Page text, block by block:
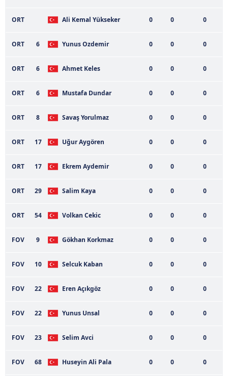
reklam/pazarlama faaliyetlerinin yapılması, amaçlarıyla
vasıtasıyla belirleyebilirsiniz. Çerezlere ilişkin detaylı bilgi
ziyaret edebilirsiniz.
6698 sayılı Kişisel Verilerin Korunması Kanunu uyarınca
ilgili mevzuata uygun olarak kullanılan çerezlerle ilgili bilgi
ORT Ali Kemal Yükseker 0 0 0
ORT 6 Yunus Ozdemir 0 0 0
ORT 6 Ahmet Keles 0 0 0
ORT 6 Mustafa Dundar 0 0 0
ORT 8 Savaş Yorulmaz 0 0 0
ORT 17 Uğur Aygören 0 0 0
ORT 17 Ekrem Aydemir 0 0 0
ORT 29 Salim Kaya 0 0 0
ORT 54 Volkan Cekic 0 0 0
FOV 9 Gökhan Korkmaz 0 0 0
FOV 10 Selcuk Kaban 0 0 0
FOV 22 Eren Açıkgöz 0 0 0
FOV 22 Yunus Unsal 0 0 0
FOV 23 Selim Avci 0 0 0
FOV 68 Huseyin Ali Pala 0 0 0